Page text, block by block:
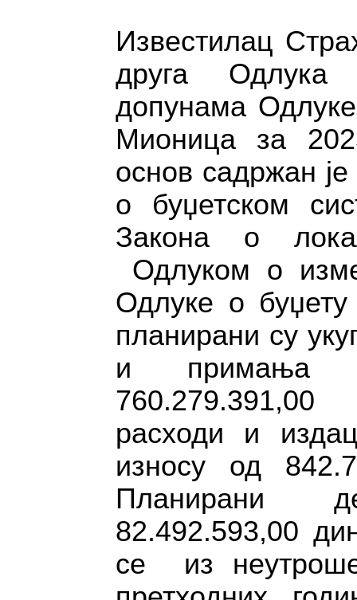
Известилац
друга
допунама
Мионица за
основ садржан
о буџетском
Закона о
Одлуком о
Одлуке о
планирани су
и примања
расходи и
износу од
Планирани
82.492.593,00
се из